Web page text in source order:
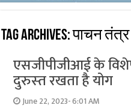
Tag Archives:पाचन तंत्र
एसजीपीजीआई के
दुरुस्‍त रखता है योग
June 22, 2023- 6:01 AM